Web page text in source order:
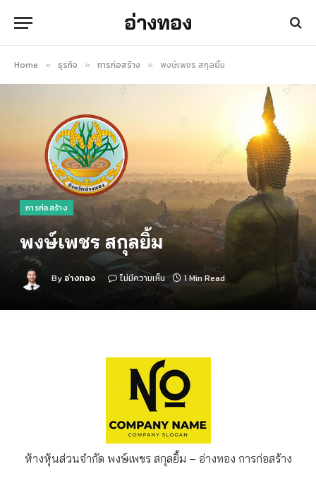
อ่างทอง
Home » ธุรกิจ » การก่อสร้าง » พงษ์เพชร สกุลยิ้ม
การก่อสร้าง
พงษ์เพชร สกุลยิ้ม
By อ่างทอง ไม่มีความเห็น 1 Min Read
ห้างหุ้นส่วนจำกัด พงษ์เพชร สกุลยิ้ม – อ่างทอง การก่อสร้าง